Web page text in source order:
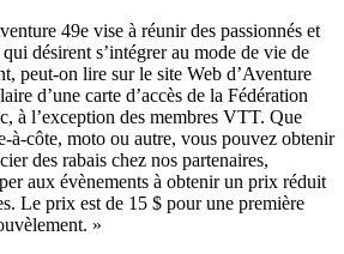
49e vise à réunir des passionnés et
désirent s’intégrer au mode de vie de
peut-on lire sur le site Web d’Aventure
d’une carte d’accès de la Fédération
à l’exception des membres VTT. Que
à-côte, moto ou autre, vous pouvez obtenir
des rabais chez nos partenaires,
aux évènements à obtenir un prix réduit
Le prix est de 15 $ pour une première
»